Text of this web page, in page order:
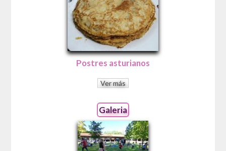
Postres asturianos
Ver más
Galeria